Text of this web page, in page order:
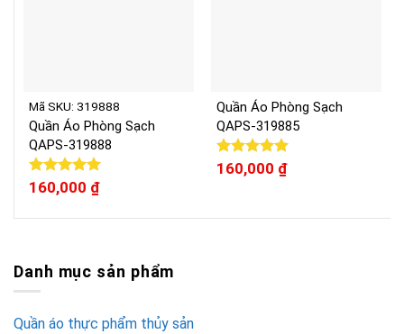
Mã SKU: 319888
Quần Áo Phòng Sạch
QAPS-319888
Được xếp
hạng
160,000 ₫
Quần Áo Phòng Sạch
QAPS-319885
Được xếp
hạng
160,000 ₫
Danh mục sản phẩm
Quần áo thực phẩm thủy sản